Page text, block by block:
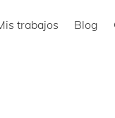
trabajos Blog